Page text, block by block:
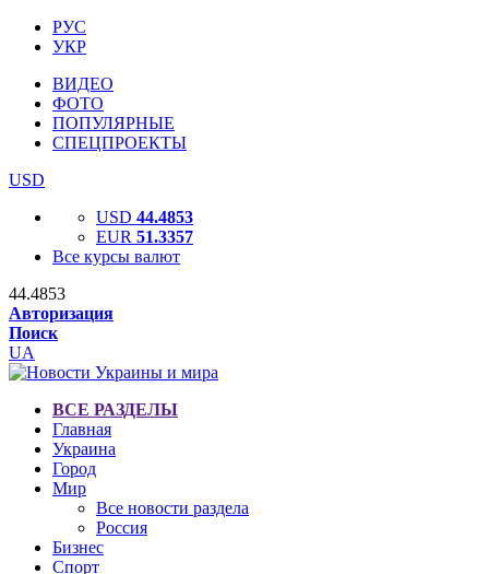
РУС
УКР
ВИДЕО
ФОТО
ПОПУЛЯРНЫЕ
СПЕЦПРОЕКТЫ
USD
USD 44.4853
EUR 51.3357
Все курсы валют
44.4853
Авторизация
Поиск
UA
ВСЕ РАЗДЕЛЫ
Главная
Украина
Город
Мир
Все новости раздела
Россия
Бизнес
Спорт